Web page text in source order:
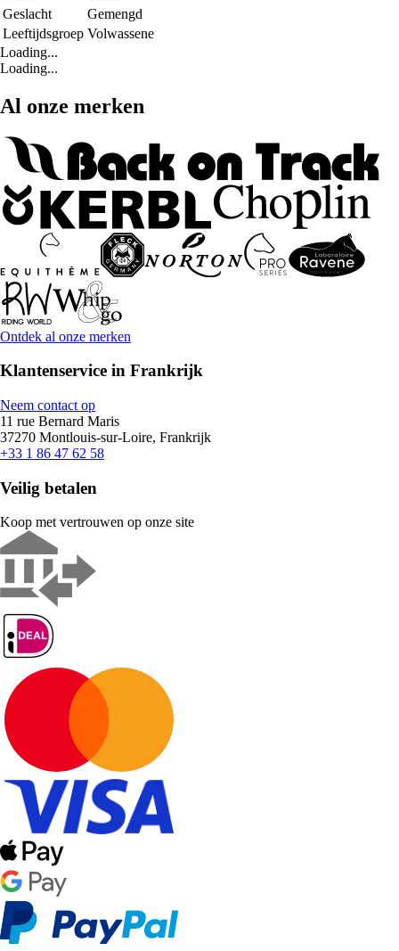
Geslacht
Gemengd
Leeftijdsgroep Volwassene
Loading...
Loading...
Al onze merken
Ontdek al onze merken
Klantenservice in Frankrijk
Neem contact op
11 rue Bernard Maris
37270 Montlouis-sur-Loire, Frankrijk
+33 1 86 47 62 58
Veilig betalen
Koop met vertrouwen op onze site